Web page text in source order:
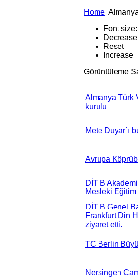
Home Almanya
Font size:
Decrease
Reset
Increase
Görüntüleme
Almanya Türk
kurulu
Mete Duyar`ı
Avrupa
DİTİB
Mesleki
DİTİB Genel
Frankfurt Din
ziyaret etti.
TC Berlin
Nersingen